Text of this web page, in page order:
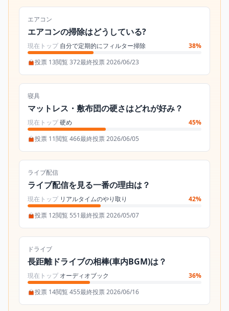
エアコン
エアコンの掃除はどうしている?
現在トップ 自分で定期的にフィルター掃除
38%
投票 13閲覧 372最終投票 2026/06/23
寝具
マットレス・敷布団の硬さはどれが好み？
現在トップ硬め
45%
投票 11閲覧 466最終投票 2026/06/05
ライブ配信
ライブ配信を見る一番の理由は？
現在トップ リアルタイムのやり取り
42%
投票 12閲覧 551最終投票 2026/05/07
ドライブ
長距離ドライブの相棒(車内BGM)は？
現在トップ オーディオブック
36%
投票 14閲覧 455最終投票 2026/06/16